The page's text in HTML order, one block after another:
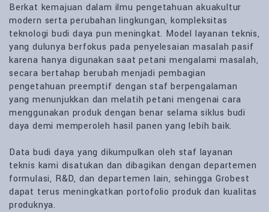
Berkat kemajuan dalam ilmu pengetahuan akuakultur
modern serta perubahan lingkungan, kompleksitas
teknologi budi daya pun meningkat. Model layanan teknis,
yang dulunya berfokus pada penyelesaian masalah pasif
karena hanya digunakan saat petani mengalami masalah,
secara bertahap berubah menjadi pembagian
pengetahuan preemptif dengan staf berpengalaman
yang menunjukkan dan melatih petani mengenai cara
menggunakan produk dengan benar selama siklus budi
daya demi memperoleh hasil panen yang lebih baik.
Data budi daya yang dikumpulkan oleh staf layanan
teknis kami disatukan dan dibagikan dengan departemen
formulasi, R&D, dan departemen lain, sehingga Grobest
dapat terus meningkatkan portofolio produk dan kualitas
produknya.